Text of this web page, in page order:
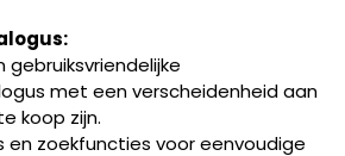
gebruiksvriendelijke
met een verscheidenheid aan
koop zijn.
en zoekfuncties voor eenvoudige